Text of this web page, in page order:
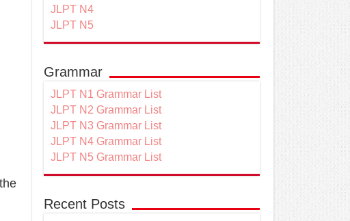
JLPT N4
JLPT N5
Grammar
JLPT N1 Grammar List
JLPT N2 Grammar List
JLPT N3 Grammar List
JLPT N4 Grammar List
JLPT N5 Grammar List
Recent Posts